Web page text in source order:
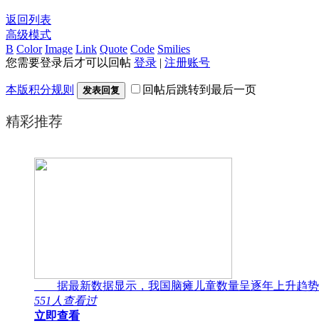
返回列表
高级模式
B Color Image Link Quote Code Smilies
您需要登录后才可以回帖 登录 | 注册账号
本版积分规则 发表回复 回帖后跳转到最后一页
精彩推荐
据最新数据显示，我国脑瘫儿童数量呈逐年上升趋势
551人查看过
立即查看